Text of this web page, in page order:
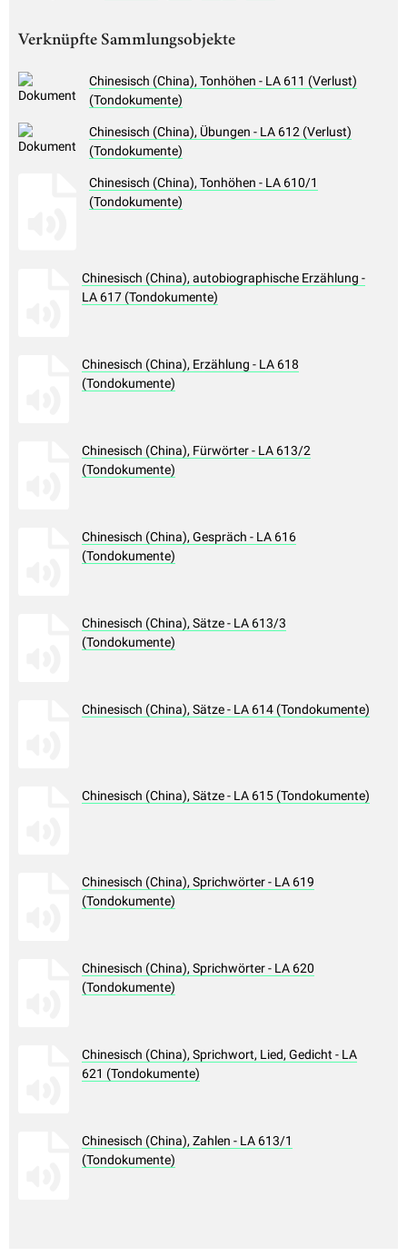
Verknüpfte Sammlungsobjekte
Chinesisch (China), Tonhöhen - LA 611 (Verlust)
(Tondokumente)
Chinesisch (China), Übungen - LA 612 (Verlust)
(Tondokumente)
Chinesisch (China), Tonhöhen - LA 610/1
(Tondokumente)
Chinesisch (China), autobiographische Erzählung -
LA 617 (Tondokumente)
Chinesisch (China), Erzählung - LA 618
(Tondokumente)
Chinesisch (China), Fürwörter - LA 613/2
(Tondokumente)
Chinesisch (China), Gespräch - LA 616
(Tondokumente)
Chinesisch (China), Sätze - LA 613/3
(Tondokumente)
Chinesisch (China), Sätze - LA 614 (Tondokumente)
Chinesisch (China), Sätze - LA 615 (Tondokumente)
Chinesisch (China), Sprichwörter - LA 619
(Tondokumente)
Chinesisch (China), Sprichwörter - LA 620
(Tondokumente)
Chinesisch (China), Sprichwort, Lied, Gedicht - LA
621 (Tondokumente)
Chinesisch (China), Zahlen - LA 613/1
(Tondokumente)